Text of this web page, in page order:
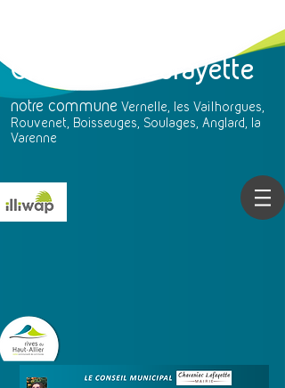
Chavaniac-Lafayette
notre commune Vernelle, les Vailhorgues,
Rouvenet, Boisseuges, Soulages, Anglard, la
Varenne